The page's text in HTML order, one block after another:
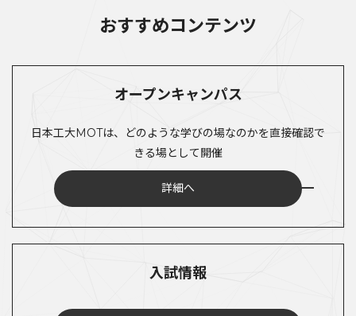
おすすめコンテンツ
オープンキャンパス
日本工大MOTは、どのような学びの場なのかを直接確認で
きる場として開催
詳細へ
入試情報